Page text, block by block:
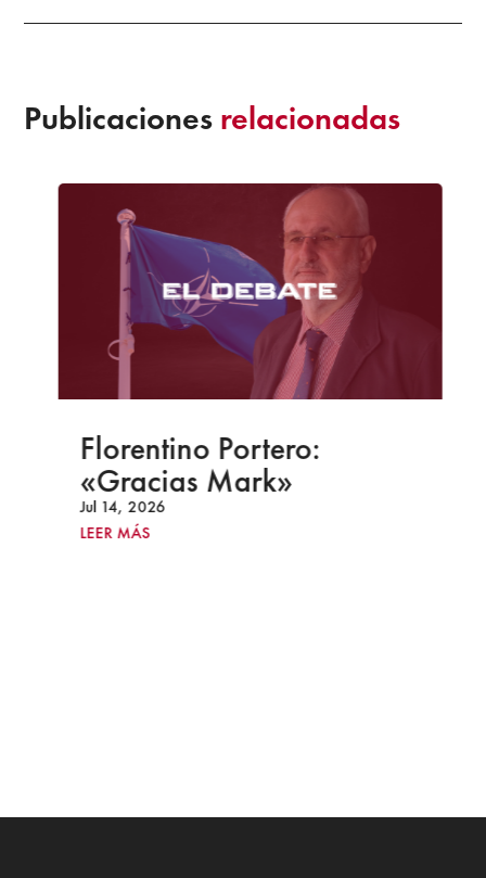
Publicaciones relacionadas
Florentino Portero:
«Gracias Mark»
Jul 14, 2026
LEER MÁS